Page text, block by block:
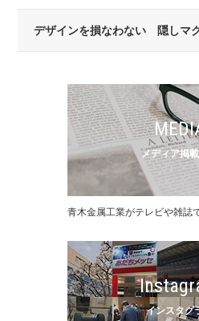
デザインを損なわない 隠しマ
メディア掲
⻘⽊⾦属⼯業がテレビや雑誌
インスタグ